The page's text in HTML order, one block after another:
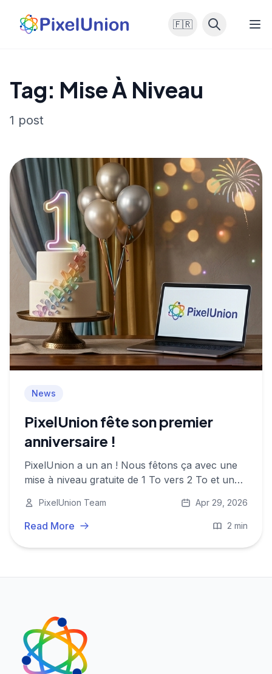
🇫🇷
Tag: Mise À Niveau
1 post
News
PixelUnion fête son premier
anniversaire !
PixelUnion a un an ! Nous fêtons ça avec une
mise à niveau gratuite de 1 To vers 2 To et un
PixelUnion Team Apr 29, 2026
Read More 2 min